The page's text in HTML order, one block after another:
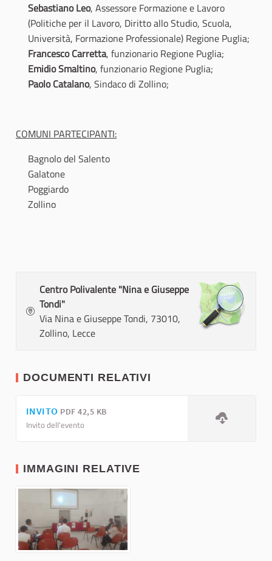
Sebastiano Leo, Assessore Formazione e Lavoro
(Politiche per il Lavoro, Diritto allo Studio, Scuola,
Università, Formazione Professionale) Regione Puglia;
Francesco Carretta, funzionario Regione Puglia;
Emidio Smaltino, funzionario Regione Puglia;
Paolo Catalano, Sindaco di Zollino;
COMUNI PARTECIPANTI:
Bagnolo del Salento
Galatone
Poggiardo
Zollino
Centro Polivalente "Nina e Giuseppe
Tondi"
Via Nina e Giuseppe Tondi, 73010,
Zollino, Lecce
DOCUMENTI RELATIVI
INVITO PDF 42,5 KB
Invito dell'evento
IMMAGINI RELATIVE